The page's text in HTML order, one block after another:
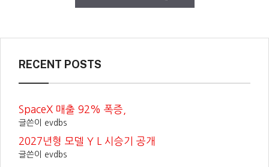
RECENT POSTS
SpaceX 매출 92% 폭증,
글쓴이 evdbs
2027년형 모델 Y L 시승기 공개
글쓴이 evdbs